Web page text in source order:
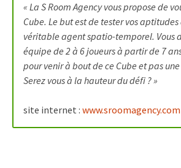
« La S Room Agency vous propose de
Cube. Le but est de tester vos
véritable agent spatio-temporel. Vous
équipe de 2 à 6 joueurs à partir de 7
pour venir à bout de ce Cube et pas
Serez vous à la hauteur du défi ? »
site internet : www.sroomagency.com